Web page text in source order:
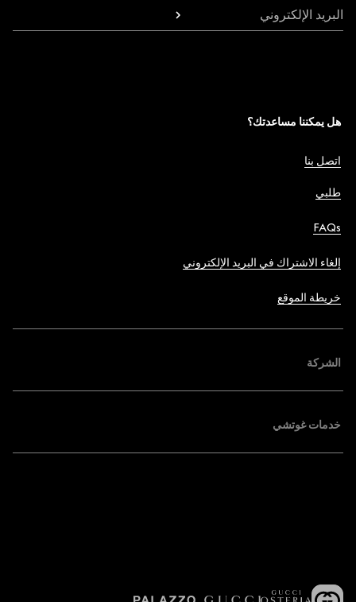
البريد الإلكتروني
هل يمكننا مساعدتك؟
اتصل بنا
طلبي
FAQs
إلغاء الاشتراك في البريد الإلكتروني
خريطة الموقع
الشركة
خدمات غوتشي